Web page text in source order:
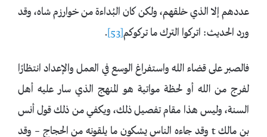
عددهم إلا الذي خلقهم، ولكن كان البُداءة من خوارزم شاه، وقد
ورد الحديث: اتركوا الترك ما تركوكم[53]
.
فالصبر على قضاء الله واستفراغ الوسع في العمل والإعداد انتظارًا
لفرج من الله أو لحظة مواتية هو المنهج الذي سار عليه أهل
السنة، وليس هذا مقام تفصيل ذلك، ويكفي من ذلك قول أنس
بن مالك t وقد جاءه الناس يشكون ما يلقونه من الحجاج – وقد